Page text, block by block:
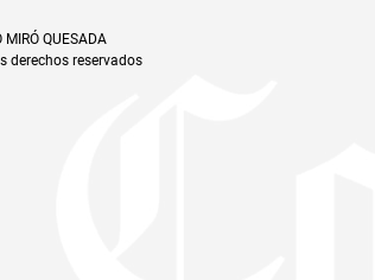
QUESADA
derechos reservados